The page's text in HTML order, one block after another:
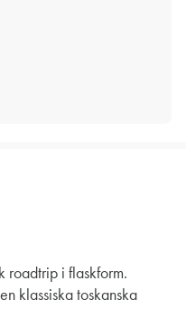
roadtrip i flaskform.
klassiska toskanska